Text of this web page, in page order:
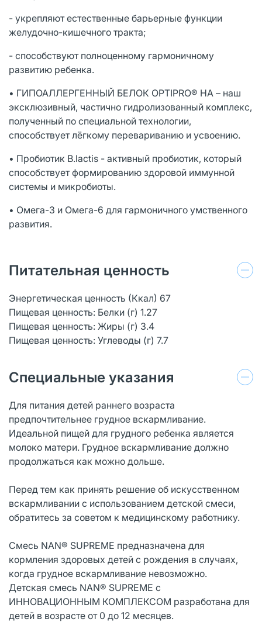
- укрепляют естественные барьерные функции
желудочно-кишечного тракта;
- способствуют полноценному гармоничному
развитию ребенка.
• ГИПОАЛЛЕРГЕННЫЙ БЕЛОК OPTIPRO® HA – наш
эксклюзивный, частично гидролизованный комплекс,
полученный по специальной технологии,
способствует лёгкому перевариванию и усвоению.
• Пробиотик B.lactis - активный пробиотик, который
способствует формированию здоровой иммунной
системы и микробиоты.
• Омега-3 и Омега-6 для гармоничного умственного
развития.
Питательная ценность
Энергетическая ценность (Ккал) 67
Пищевая ценность: Белки (г) 1.27
Пищевая ценность: Жиры (г) 3.4
Пищевая ценность: Углеводы (г) 7.7
Специальные указания
Для питания детей раннего возраста
предпочтительнее грудное вскармливание.
Идеальной пищей для грудного ребенка является
молоко матери. Грудное вскармливание должно
продолжаться как можно дольше.
Перед тем как принять решение об искусственном
вскармливании с использованием детской смеси,
обратитесь за советом к медицинскому работнику.
Смесь NAN® SUPREME предназначена для
кормления здоровых детей с рождения в случаях,
когда грудное вскармливание невозможно.
Детская смесь NAN® SUPREME с
ИННОВАЦИОННЫМ КОМПЛЕКСОМ разработана для
детей в возрасте от 0 до 12 месяцев.